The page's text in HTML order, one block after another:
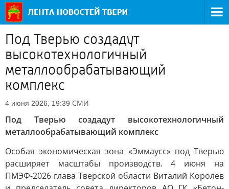
Под Тверью создадут
высокотехнологичный
металлообрабатывающий
комплекс
4 июня 2026, 19:39 СМИ
Под Тверью создадут высокотехнологичный
металлообрабатывающий комплекс
Особая экономическая зона «Эммаусс» под Тверью
расширяет масштабы производств. 4 июня на
ПМЭФ-2026 глава Тверской области Виталий Королев